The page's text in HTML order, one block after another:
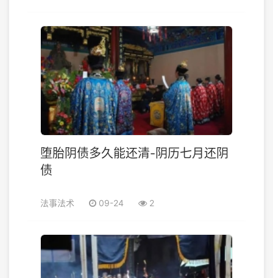
堕胎阴债多久能还清-阴历七月还阴
债
法事法术 09-24 2